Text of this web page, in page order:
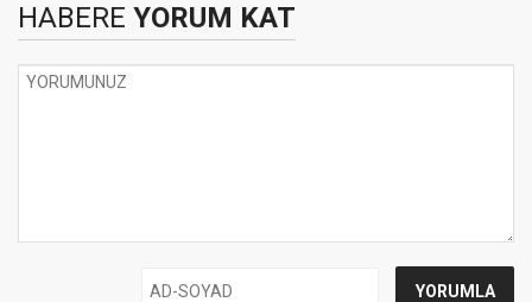
HABERE YORUM KAT